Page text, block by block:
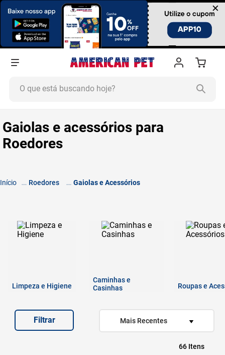
×
Gaiolas e acessórios para
Roedores
Roedores Gaiolas e Acessórios
Limpeza e Higiene
Caminhas e
Casinhas
Roupas e
Mais Recentes
Filtrar
66
1º
ração cachorro
4º
areia
7º
quatree
10º